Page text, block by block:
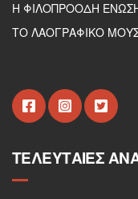
Η ΦΙΛΟΠΡΟΟΔΗ
ΤΟ ΛΑΟΓΡΑΦΙΚΟ
ΤΕΛΕΥΤΑΊΕΣ